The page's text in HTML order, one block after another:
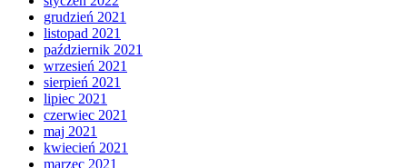
grudzień 2021
listopad 2021
październik 2021
wrzesień 2021
sierpień 2021
lipiec 2021
czerwiec 2021
maj 2021
kwiecień 2021
marzec 2021